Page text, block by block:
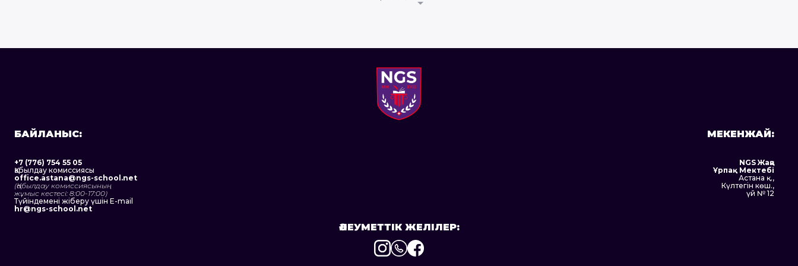
БАЙЛАНЫС:
+7 (776) 754 55 05
Қабылдау комиссиясы
office.astana@ngs-school.net
(Қабылдау комиссиясының
жұмыс кестесі: 8:00-17:00)
Түйіндемені жіберу үшін E-mail
hr@ngs-school.net
МЕКЕНЖАЙ:
NGS Жаңа
Ұрпақ Мектебі
Астана қ.,
Күлтегін көш.,
үй № 12
ӘЛЕУМЕТТІК ЖЕЛІЛЕР:
Instagram
WhatsApp
Facebook